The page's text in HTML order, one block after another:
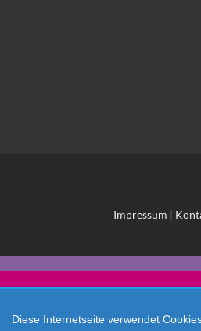
Impressum |
Diese Internetseite verwendet